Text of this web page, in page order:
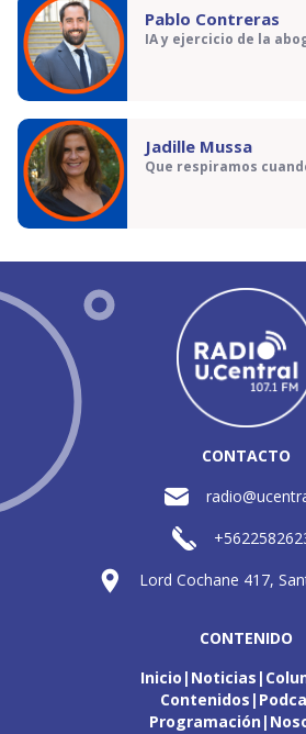
Pablo Contreras
IA y ejercicio de la
Jadille Mussa
Que respiramos
CONTACTO
Lord Cochane 417,
CONTENIDO
Inicio Noticias
Contenidos
Programación